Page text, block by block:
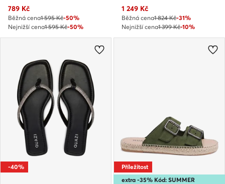
Aktuální cena
789 Kč
Běžná cena1 595 Kč-50%
Nejnižší cena1 595 Kč-50%
Aktuální cena
1 249 Kč
Běžná cena1 824 Kč-31%
Nejnižší cena1 399 Kč-10%
-40%
extra -35% Kód: SUMMER
Příležitost